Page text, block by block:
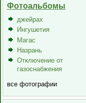
Фотоальбомы
джейрах
Ингушетия
Магас
Назрань
Отключение от
газоснабжения
все фотографии